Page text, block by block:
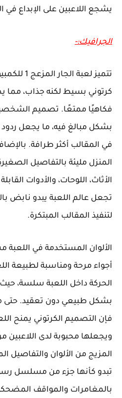
يشجع اللاعبين على الإبداع في
الجرافيك:-
تتميز لعبة
كرتوني بسيط لكنه جذاب، مما
فكاهيًا ممتعًا. تصميم
بشكل مبالغ فيه، ما يجعل ردود
في المقالب أكثر طرافة.
المنزل مليئة بالتفاصيل
الأثاث، اللوحات، والأدوات
تجعل عالم اللعبة يبدو نابض
لتنفيذ المقالب المبتكرة.
الألوان المستخدمة في اللعبة
أجواء مرحة ومناسبة لطبيعة
الحركة داخل اللعبة سلسة،
بشكل طبيعي دون تعقيد. حتى
فإن التصميم الكرتوني يمنح
ويجعلها محبوبة لدى اللاعبين
المزيج من الألوان والتفاصيل
تبدو كأنها جزء من مسلسل
بالمغامرات والمواقف